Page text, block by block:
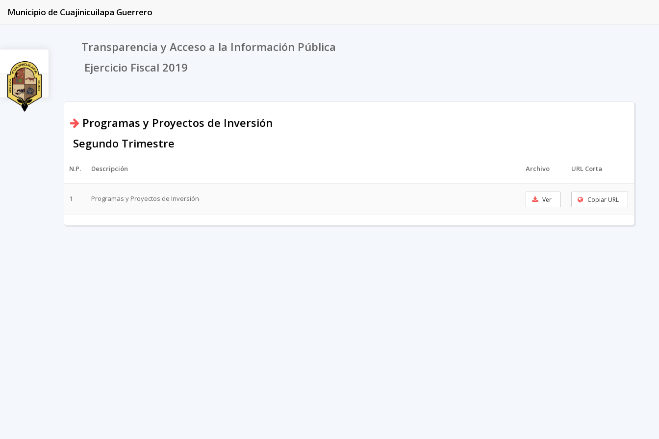
2019
Municipio de Cuajinicuilapa Guerrero
Transparencia y Acceso a la Información Pública
Ejercicio Fiscal 2019
Programas y Proyectos de Inversión
Segundo Trimestre
N.P. Descripción Archivo URL Corta
1 Programas y Proyectos de Inversión Ver Copiar URL